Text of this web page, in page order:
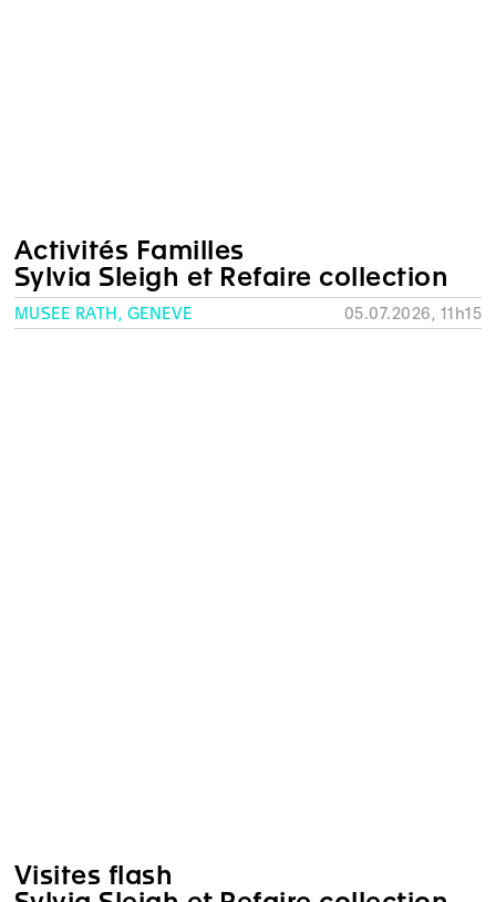
Activités Familles
Sylvia Sleigh et Refaire collection
MUSÉE RATH, GENÈVE 05.07.2026, 11h15
Visites flash